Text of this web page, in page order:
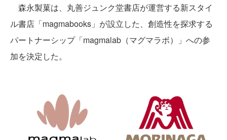
森永製菓は、丸善ジュンク堂書店が運営する新スタイ
ル書店「magmabooks」が設立した、創造性を探求する
パートナーシップ「magmalab（マグマラボ）」への参
加を決定した。